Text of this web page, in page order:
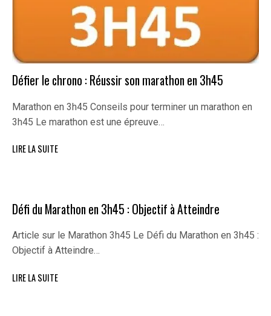
Défier le chrono : Réussir son marathon en 3h45
Marathon en 3h45 Conseils pour terminer un marathon en
3h45 Le marathon est une épreuve…
LIRE LA SUITE
Défi du Marathon en 3h45 : Objectif à Atteindre
Article sur le Marathon 3h45 Le Défi du Marathon en 3h45 :
Objectif à Atteindre…
LIRE LA SUITE